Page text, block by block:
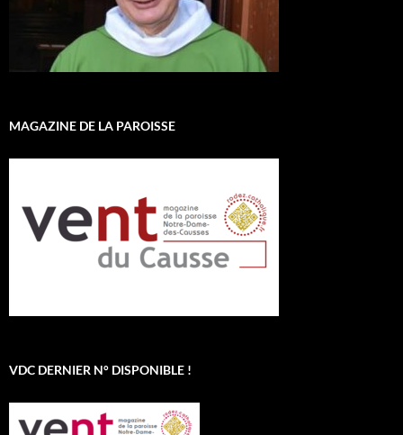
MAGAZINE DE LA PAROISSE
VDC DERNIER N° DISPONIBLE !